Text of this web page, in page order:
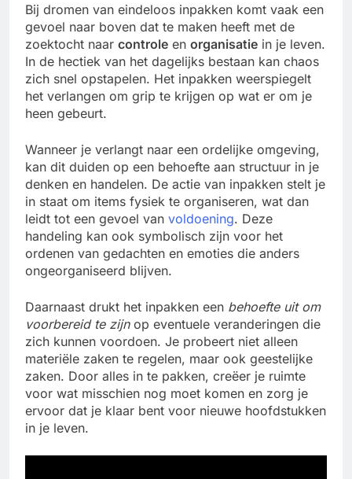
Bij dromen van eindeloos inpakken komt vaak een
gevoel naar boven dat te maken heeft met de
zoektocht naar controle en organisatie in je leven.
In de hectiek van het dagelijks bestaan kan chaos
zich snel opstapelen. Het inpakken weerspiegelt
het verlangen om grip te krijgen op wat er om je
heen gebeurt.
Wanneer je verlangt naar een ordelijke omgeving,
kan dit duiden op een behoefte aan structuur in je
denken en handelen. De actie van inpakken stelt je
in staat om items fysiek te organiseren, wat dan
leidt tot een gevoel van voldoening. Deze
handeling kan ook symbolisch zijn voor het
ordenen van gedachten en emoties die anders
ongeorganiseerd blijven.
Daarnaast drukt het inpakken een behoefte uit om
voorbereid te zijnop eventuele veranderingen die
zich kunnen voordoen. Je probeert niet alleen
materiële zaken te regelen, maar ook geestelijke
zaken. Door alles in te pakken, creëer je ruimte
voor wat misschien nog moet komen en zorg je
ervoor dat je klaar bent voor nieuwe hoofdstukken
in je leven.